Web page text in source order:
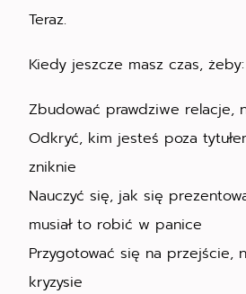
Teraz.
Kiedy jeszcze masz czas, żeby:
Zbudować prawdziwe relacje,
Odkryć, kim jesteś poza
zniknie
Nauczyć się, jak się
musiał to robić w panice
Przygotować się na przejście,
kryzysie